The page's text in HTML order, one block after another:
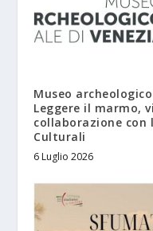
Museo
Leggere il marmo,
collaborazione con
Culturali
6 Luglio 2026